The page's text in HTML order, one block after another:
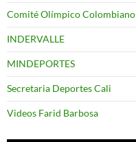
Comité Olímpico Colombiano
INDERVALLE
MINDEPORTES
Secretaria Deportes Cali
Videos Farid Barbosa